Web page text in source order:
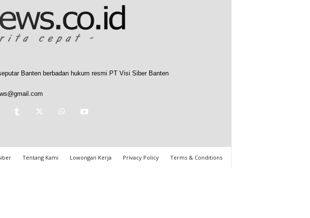
Banten berbadan hukum resmi PT Visi Siber Banten
Tentang Kami Lowongan Kerja Privacy Policy Terms & Conditions